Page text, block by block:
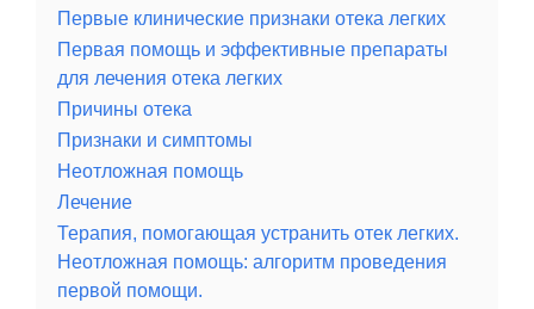
Первые клинические признаки отека легких
Первая помощь и эффективные препараты
для лечения отека легких
Причины отека
Признаки и симптомы
Неотложная помощь
Лечение
Терапия, помогающая устранить отек легких.
Неотложная помощь: алгоритм проведения
первой помощи.